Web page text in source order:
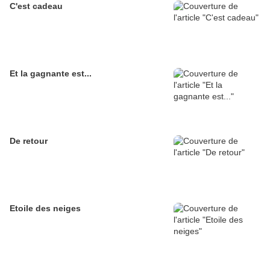
C'est cadeau
Et la gagnante est...
De retour
Etoile des neiges